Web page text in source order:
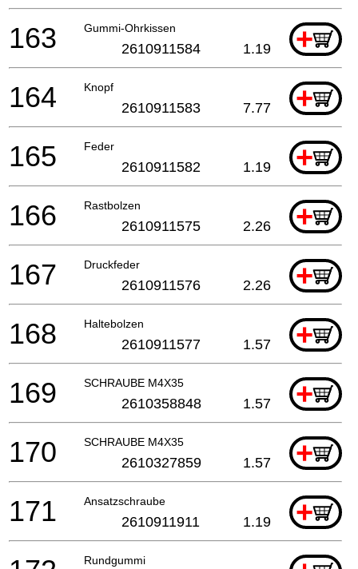
Gummi-Ohrkissen +
163 2610911584 1.19
Knopf +
164 2610911583 7.77
Feder +
165 2610911582 1.19
Rastbolzen +
166 2610911575 2.26
Druckfeder +
167 2610911576 2.26
Haltebolzen +
168 2610911577 1.57
SCHRAUBE M4X35 +
169 2610358848 1.57
SCHRAUBE M4X35 +
170 2610327859 1.57
Ansatzschraube +
171 2610911911 1.19
Rundgummi